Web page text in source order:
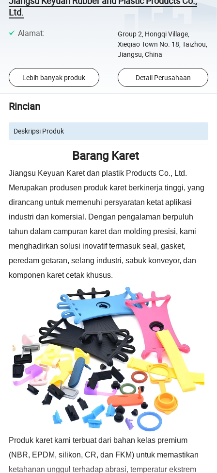
Ltd.
Alamat:
Group 2, Hongqi Village,
Xieqiao Town No. 18, Taizhou,
Jiangsu, China
Lebih banyak produk Detail Perusahaan
Rincian
Deskripsi Produk
Barang Karet
Jiangsu Keyuan Karet dan plastik Products Co., Ltd.
Merupakan produsen produk karet berkinerja tinggi, yang
dirancang untuk memenuhi persyaratan ketat aplikasi
industri dan komersial. Dengan pengalaman berpuluh
tahun dalam campuran karet dan molding presisi, kami
menghadirkan solusi inovatif termasuk seal, gasket,
peredam getaran, selang industri, sabuk konveyor, dan
komponen karet cetak khusus.
Produk karet kami terbuat dari bahan kelas premium
(NBR, EPDM, silikon, CR, dan FKM) untuk memastikan
ketahanan unggul terhadap abrasi, temperatur ekstrem